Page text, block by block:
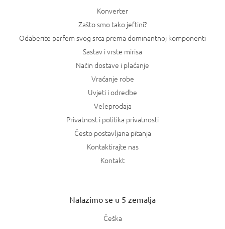
Konverter
Zašto smo tako jeftini?
Odaberite parfem svog srca prema dominantnoj komponenti
Sastav i vrste mirisa
Način dostave i plaćanje
Vraćanje robe
Uvjeti i odredbe
Veleprodaja
Privatnost i politika privatnosti
Često postavljana pitanja
Kontaktirajte nas
Kontakt
Nalazimo se u 5 zemalja
Češka